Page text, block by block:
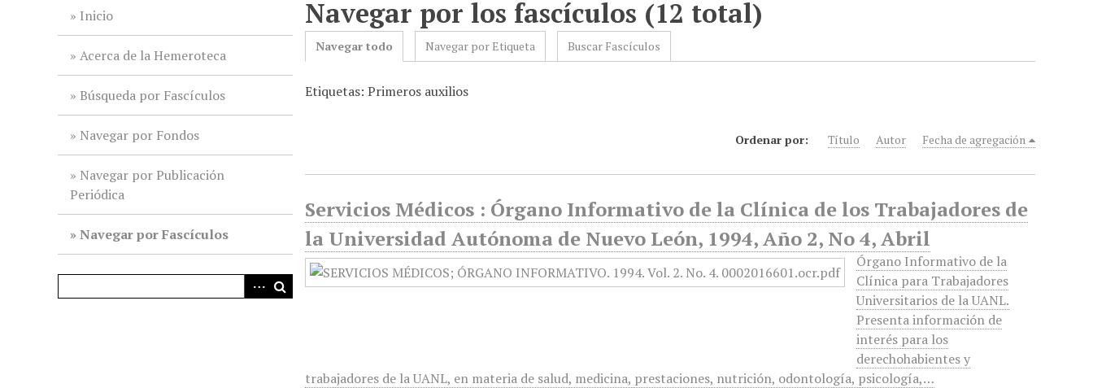
Inicio
Acerca de la Hemeroteca
Búsqueda por Fascículos
Navegar por Fondos
Navegar por Publicación
Periódica
Navegar por Fascículos
Navegar por los fascículos (12 total)
Navegar todo Navegar por Etiqueta Buscar Fascículos
Etiquetas: Primeros auxilios
Ordenar por: Título Autor Fecha de agregación
Servicios Médicos : Órgano Informativo de la Clínica de los Trabajadores de
la Universidad Autónoma de Nuevo León, 1994, Año 2, No 4, Abril
Órgano Informativo de la
Clínica para Trabajadores
Universitarios de la UANL.
Presenta información de
interés para los
derechohabientes y
trabajadores de la UANL, en materia de salud, medicina, prestaciones, nutrición, odontología, psicología,…